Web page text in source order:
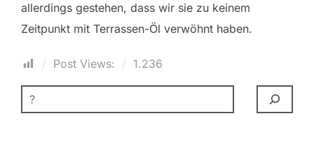
allerdings gestehen, dass wir sie zu keinem
Zeitpunkt mit Terrassen-Öl verwöhnt haben.
Post Views: 1.236
SUCHEN